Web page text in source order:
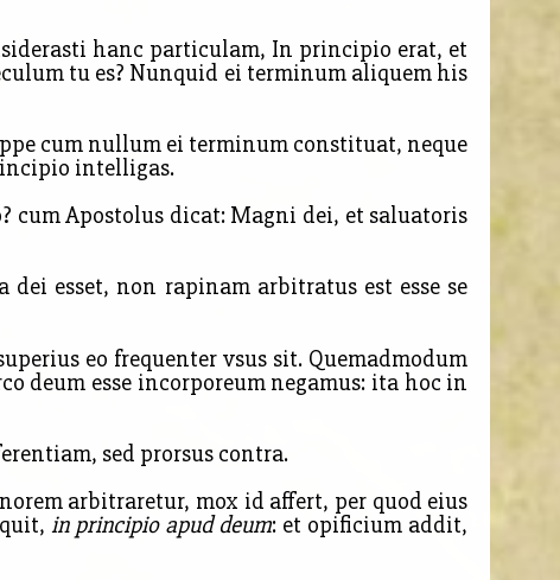
hanc particulam, In principio erat, et
tu es? Nunquid ei terminum aliquem his
cum nullum ei terminum constituat, neque
intelligas.
Apostolus dicat: Magni dei, et saluatoris
esset, non rapinam arbitratus est esse se
eo frequenter vsus sit. Quemadmodum
deum esse incorporeum negamus: ita hoc in
sed prorsus contra.
arbitraretur, mox id affert, per quod eius
in principio apud deum: et opificium addit,